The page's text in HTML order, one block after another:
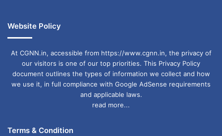
Website Policy
At CGNN.in, accessible from https://www.cgnn.in, the privacy of
our visitors is one of our top priorities. This Privacy Policy
document outlines the types of information we collect and how
we use it, in full compliance with Google AdSense requirements
and applicable laws.
read more...
Terms & Condition